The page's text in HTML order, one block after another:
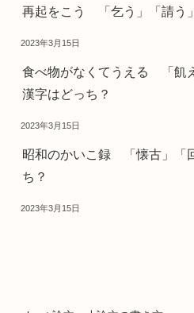
再起をこう 「乞う」「請う
2023年3月15日
食べ物がなくてうえる 「飢
漢字はどっち？
2023年3月15日
昭和のかいこ録 「懐古」「
ち？
2023年3月15日